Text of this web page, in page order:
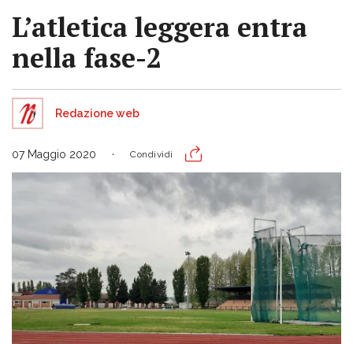
L’atletica leggera entra
nella fase-2
Redazione web
07 Maggio 2020 Condividi